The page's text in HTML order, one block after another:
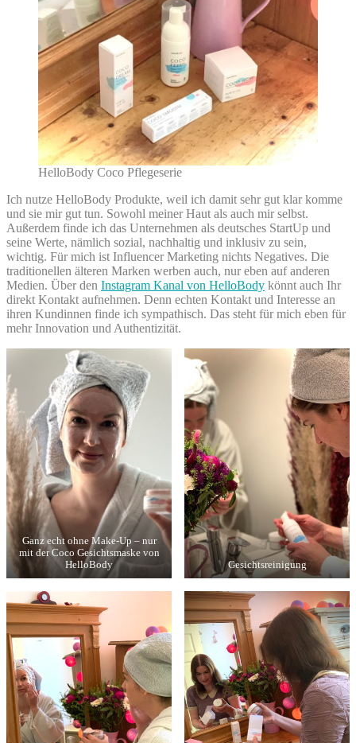
HelloBody Coco Pflegeserie
Ich nutze HelloBody Produkte, weil ich damit sehr gut klar komme
und sie mir gut tun. Sowohl meiner Haut als auch mir selbst.
Außerdem finde ich das Unternehmen als deutsches StartUp und
seine Werte, nämlich sozial, nachhaltig und inklusiv zu sein,
wichtig. Für mich ist Influencer Marketing nichts Negatives. Die
traditionellen älteren Marken werben auch, nur eben auf anderen
Medien. Über den Instagram Kanal von HelloBody könnt auch Ihr
direkt Kontakt aufnehmen. Denn echten Kontakt und Interesse an
ihren Kundinnen finde ich sympathisch. Das steht für mich eben für
mehr Innovation und Authentizität.
Ganz echt ohne Make-Up – nur
mit der Coco Gesichtsmaske von
HelloBody
Gesichtsreinigung